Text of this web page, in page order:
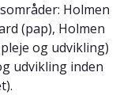
Holmen
(pap), Holmen
og udvikling)
udvikling inden